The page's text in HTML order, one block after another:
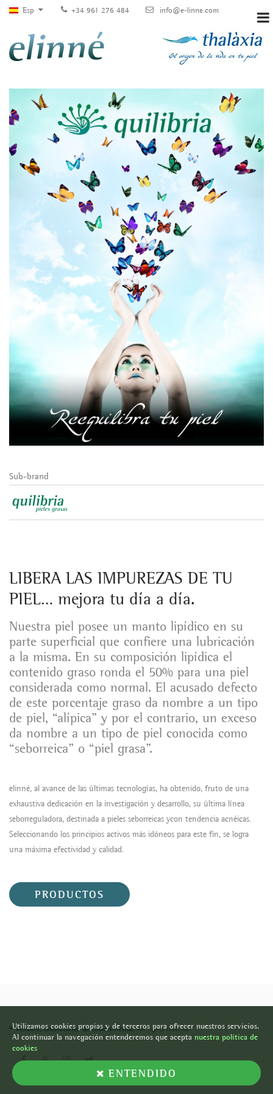
Esp +34 961 276 484 info@e-linne.com
Sub-brand
LIBERA LAS IMPUREZAS DE TU
PIEL… mejora tu día a día.
Nuestra piel posee un manto lipídico en su
parte superficial que confiere una lubricación
a la misma. En su composición lipídica el
contenido graso ronda el 50% para una piel
considerada como normal. El acusado defecto
de este porcentaje graso da nombre a un tipo
de piel, “alípica” y por el contrario, un exceso
da nombre a un tipo de piel conocida como
“seborreica” o “piel grasa”.
elinné, al avance de las últimas tecnologías, ha obtenido, fruto de una
exhaustiva dedicación en la investigación y desarrollo, su última línea
seborreguladora, destinada a pieles seborreicas ycon tendencia acnéicas.
Seleccionando los principios activos más idóneos para este fin, se logra
una máxima efectividad y calidad.
PRODUCTOS
© Veliture, laboratorios de fitocosmética.All rights reserved
Utilizamos cookies propias y de terceros para ofrecer nuestros servicios.
Al continuar la navegación entenderemos que acepta nuestra política de
cookies
ENTENDIDO